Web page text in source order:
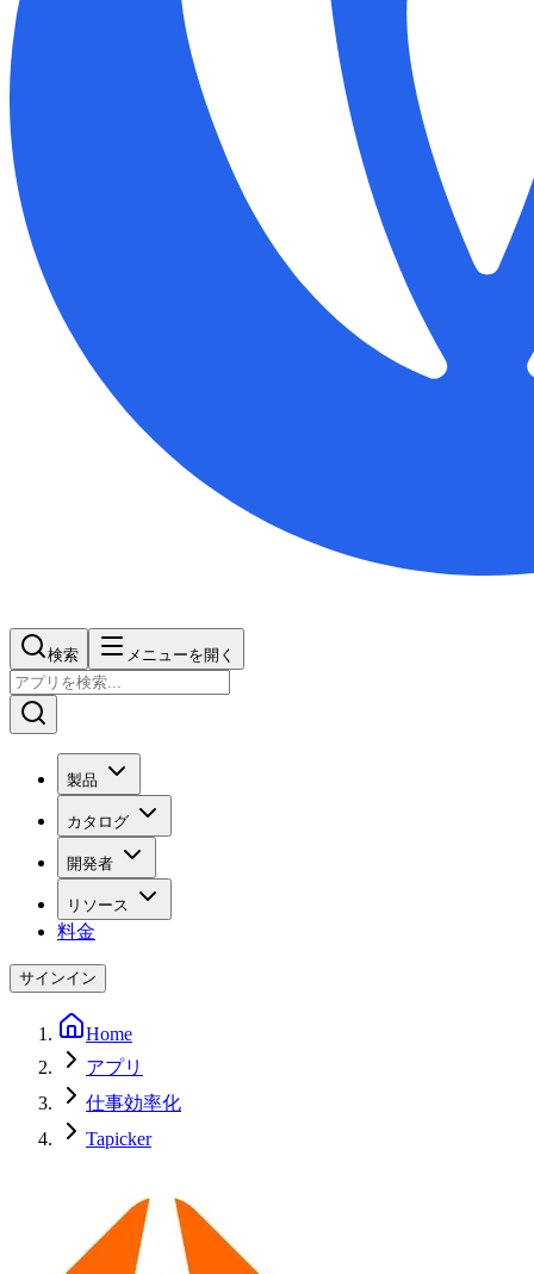
検索 メニューを開く
製品
カタログ
開発者
リソース
料金
サインイン
Home
アプリ
仕事効率化
Tapicker